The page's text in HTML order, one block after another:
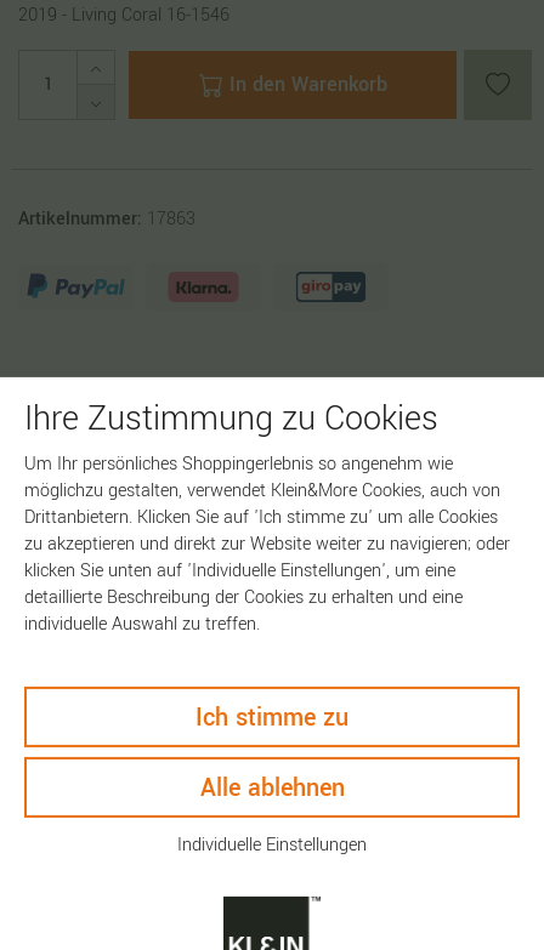
2019 - Living Coral 16-1546
In den Warenkorb
Artikelnummer: 17863
Beschreibung
Technische Daten
Keyfacts
So bringen Sie stilvoll Farbe auf den Frühstückstisch!
Der Klassiker vonPANTONEaus Fine-China Porzellan wird von
PANTONE-Farben im oberen Bereich des Bechers
gehalten sind. Auf diese Weise ist der Porzellan Becher zu
schlichtem, eleganten Geschirr kombinierbar und setzt feine
Ihre Zustimmung zu Cookies
Um Ihr persönliches Shoppingerlebnis so angenehm wie
möglichzu gestalten, verwendet Klein&More Cookies, auch von
Drittanbietern. Klicken Sie auf 'Ich stimme zu' um alle Cookies
zu akzeptieren und direkt zur Website weiter zu navigieren; oder
klicken Sie unten auf 'Individuelle Einstellungen', um eine
detaillierte Beschreibung der Cookies zu erhalten und eine
individuelle Auswahl zu treffen.
Ich stimme zu
Alle ablehnen
Individuelle Einstellungen